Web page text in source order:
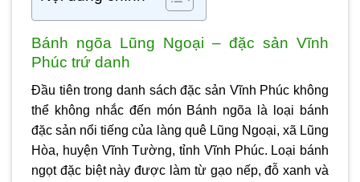
Bánh ngõa Lũng Ngoại – đặc sản Vĩnh
Phúc trứ danh
Đầu tiên trong danh sáchđặc sản Vĩnh Phúc không
thể không nhắc đến món Bánh ngõa là loại bánh
đặc sản nổi tiếng của làng quê Lũng Ngoại, xã Lũng
Hòa, huyện Vĩnh Tường, tỉnh Vĩnh Phúc. Loại bánh
ngọt đặc biệt này được làm từ gạo nếp, đỗ xanh và